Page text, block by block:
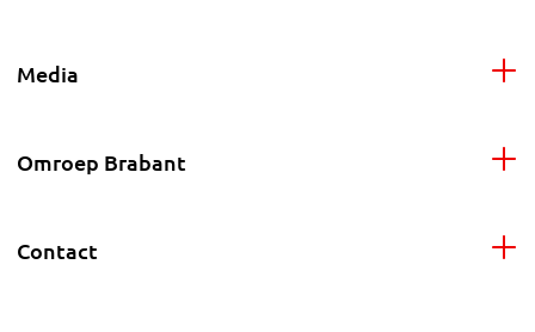
Media
Omroep Brabant
Contact